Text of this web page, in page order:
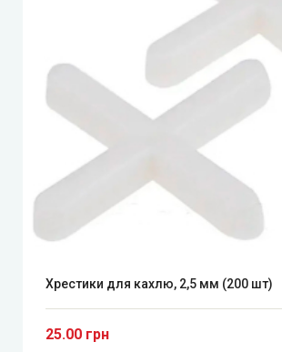
Хрестики для кахлю, 2,5 мм (200 шт)
25.00 грн